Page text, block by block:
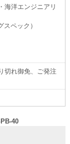
海洋エンジニアリ
スペック）
切れ御免、ご発注
40